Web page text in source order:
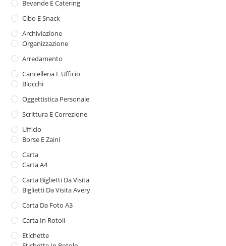
Bevande E Catering
Cibo E Snack
Archiviazione
Organizzazione
Arredamento
Cancelleria E Ufficio
Blocchi
Oggettistica Personale
Scrittura E Correzione
Ufficio
Borse E Zaini
Carta
Carta A4
Carta Biglietti Da Visita
Biglietti Da Visita Avery
Carta Da Foto A3
Carta In Rotoli
Etichette